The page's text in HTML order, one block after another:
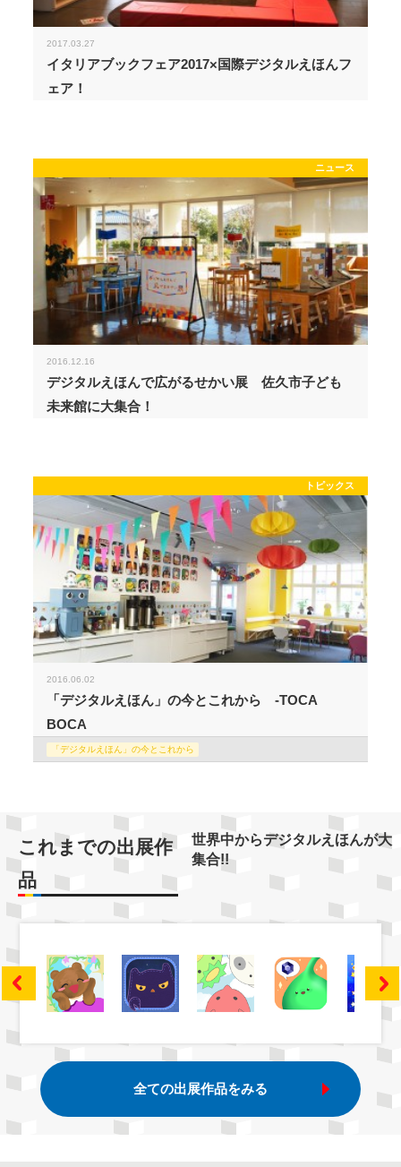
2017.03.27
イタリアブックフェア2017×国際デジタルえほんフ
ェア！
ニュース
2016.12.16
デジタルえほんで広がるせかい展 佐久市子ども
未来館に大集合！
トピックス
2016.06.02
「デジタルえほん」の今とこれから -TOCA
BOCA
「デジタルえほん」の今とこれから
これまでの出展作
品
世界中からデジタルえほんが大
集合!!
全ての出展作品をみる